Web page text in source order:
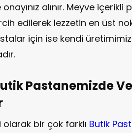
alınır. Meyve
edilerek lezzetin en üst
için ise kendi
Pastanemizde
olarak bir çok farklı Butik